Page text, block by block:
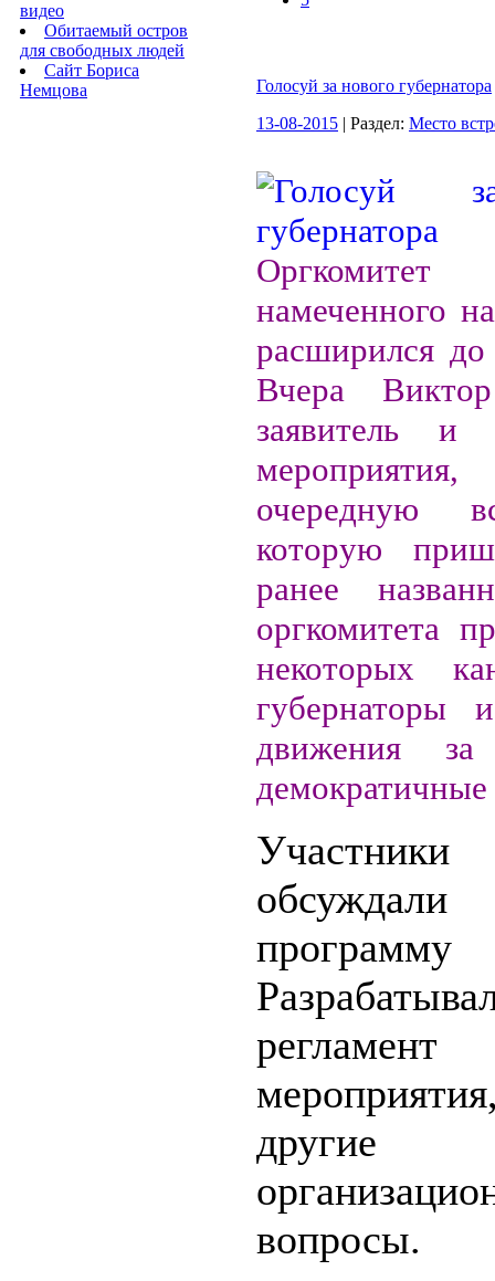
видео
Обитаемый остров
для свободных людей
Сайт Бориса
Немцова
Голосуй за нового губернатора
13-08-2015 | Раздел: Место
намеченного
расширился
Вчера
заявитель и
очередную
которую
ранее
оргкомитета
некоторых
губернаторы
движения за
программу
регламент
другие
вопросы.